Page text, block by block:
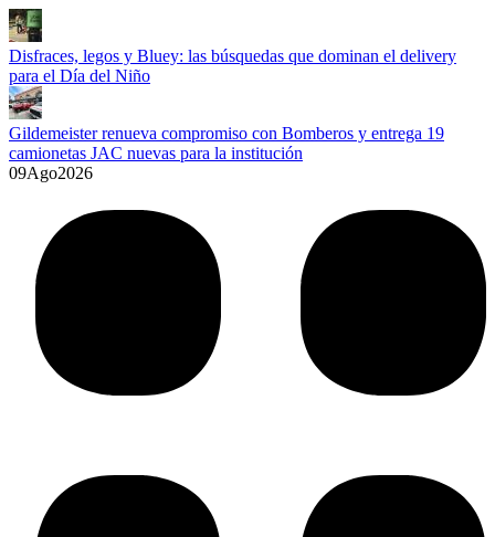
Disfraces, legos y Bluey: las búsquedas que dominan el delivery
para el Día del Niño
Gildemeister renueva compromiso con Bomberos y entrega 19
camionetas JAC nuevas para la institución
09Ago2026